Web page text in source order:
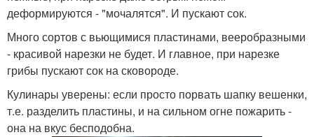
деформируются - "мочалятся". И пускают сок.
Много сортов с вьющимися пластинами, вееробразными
- красивой нарезки не будет. И главное, при нарезке
грибы пускают сок на сковороде.
Кулинары уверены: если просто порвать шапку вешенки,
т.е. разделить пластины, и на сильном огне пожарить -
она на вкус бесподобна.